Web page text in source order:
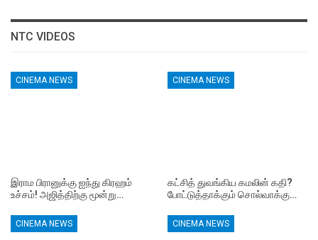
NTC VIDEOS
CINEMA NEWS
இராம பிரானுக்கு ஐந்து கிரஹம்
உச்சம்! அஜித்திற்கு மூன்று…
CINEMA NEWS
கட்சித் துவங்கிய கமலின் கதி?
போட்டுத்தாக்கும் சொல்வாக்கு…
CINEMA NEWS CINEMA NEWS